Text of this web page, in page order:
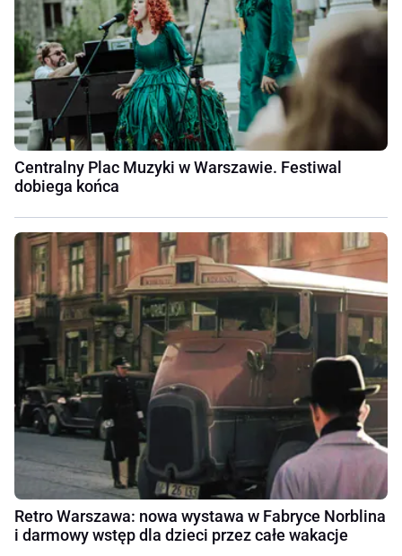
Centralny Plac Muzyki w Warszawie. Festiwal
dobiega końca
Retro Warszawa: nowa wystawa w Fabryce Norblina
i darmowy wstęp dla dzieci przez całe wakacje